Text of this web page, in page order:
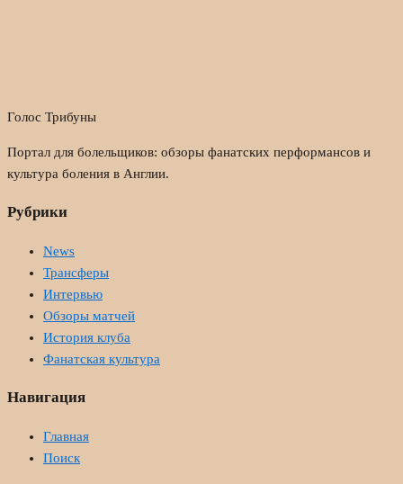
Голос Трибуны
Портал для болельщиков: обзоры фанатских перформансов и
культура боления в Англии.
Рубрики
News
Трансферы
Интервью
Обзоры матчей
История клуба
Фанатская культура
Навигация
Главная
Поиск